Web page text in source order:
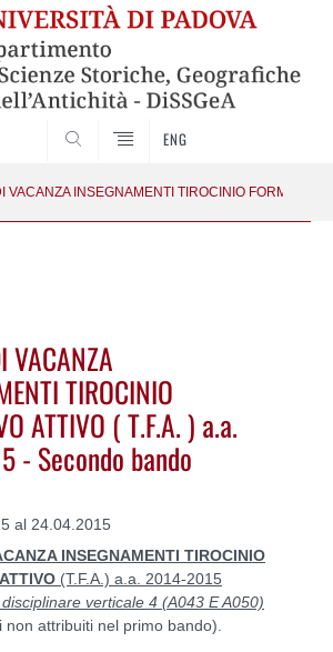
ENG
VACANZA INSEGNAMENTI TIROCINIO
VACANZA
TIROCINIO
ATTIVO ( T.F.A. ) a.a.
- Secondo bando
al 24.04.2015
INSEGNAMENTI TIROCINIO
(T.F.A.) a.a. 2014-2015
verticale 4 (A043 E A050)
non attribuiti nel primo bando).